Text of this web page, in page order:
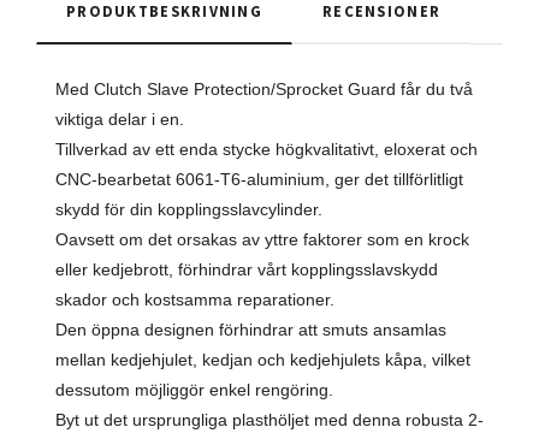
PRODUKTBESKRIVNING RECENSIONER
Med Clutch Slave Protection/Sprocket Guard får du två
viktiga delar i en.
Tillverkad av ett enda stycke högkvalitativt, eloxerat och
CNC-bearbetat 6061-T6-aluminium, ger det tillförlitligt
skydd för din kopplingsslavcylinder.
Oavsett om det orsakas av yttre faktorer som en krock
eller kedjebrott, förhindrar vårt kopplingsslavskydd
skador och kostsamma reparationer.
Den öppna designen förhindrar att smuts ansamlas
mellan kedjehjulet, kedjan och kedjehjulets kåpa, vilket
dessutom möjliggör enkel rengöring.
Byt ut det ursprungliga plasthöljet med denna robusta 2-